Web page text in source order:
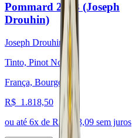
Pommard 2023 (Joseph
Drouhin)
Joseph Drouhin
Tinto, Pinot Noir
França, Bourgogne
R$ 1.818,50
ou até 6x de R$ 303,09 sem juros